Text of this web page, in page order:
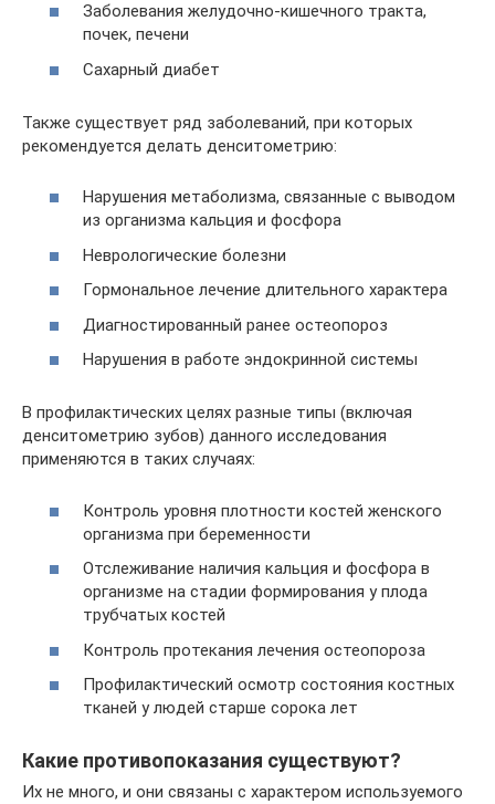
Заболевания желудочно-кишечного тракта,
почек, печени
Сахарный диабет
Также существует ряд заболеваний, при которых
рекомендуется делать денситометрию:
Нарушения метаболизма, связанные с выводом
из организма кальция и фосфора
Неврологические болезни
Гормональное лечение длительного характера
Диагностированный ранее остеопороз
Нарушения в работе эндокринной системы
В профилактических целях разные типы (включая
денситометрию зубов) данного исследования
применяются в таких случаях:
Контроль уровня плотности костей женского
организма при беременности
Отслеживание наличия кальция и фосфора в
организме на стадии формирования у плода
трубчатых костей
Контроль протекания лечения остеопороза
Профилактический осмотр состояния костных
тканей у людей старше сорока лет
Какие противопоказания существуют?
Их не много, и они связаны с характером используемого